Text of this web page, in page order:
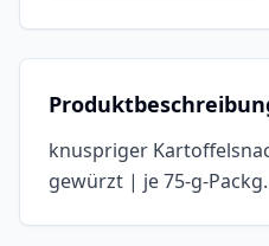
knuspriger
gewürzt | je 75-g-Packg.